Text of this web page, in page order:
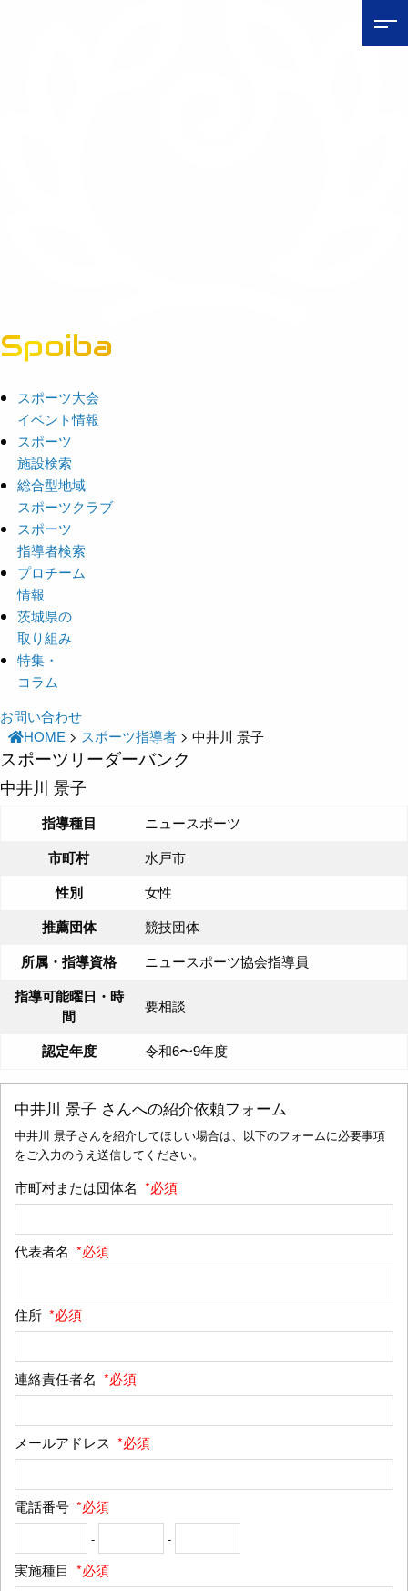
Spoiba
スポーツ大会
イベント情報
スポーツ
施設検索
総合型地域
スポーツクラブ
スポーツ
指導者検索
プロチーム
情報
茨城県の
取り組み
特集・
コラム
お問い合わせ
HOME > スポーツ指導者 >中井川 景子
スポーツリーダーバンク
中井川 景子
指導種目 ニュースポーツ
市町村 水戸市
性別 女性
推薦団体 競技団体
所属・指導資格 ニュースポーツ協会指導員
指導可能曜日・時
間
要相談
認定年度 令和6〜9年度
中井川 景子 さんへの紹介依頼フォーム
中井川 景子さんを紹介してほしい場合は、以下のフォームに必要事項
をご入力のうえ送信してください。
市町村または団体名 *必須
代表者名 *必須
住所 *必須
連絡責任者名 *必須
メールアドレス *必須
電話番号 *必須
- -
実施種目 *必須